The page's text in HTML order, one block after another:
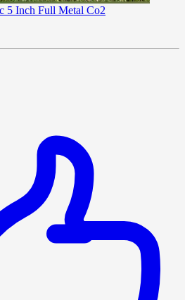
5 Inch Full Metal Co2